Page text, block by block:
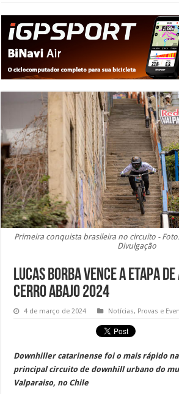
Primeira conquista brasileira no circuito -
Divulgação
Lucas Borba vence a etapa
Cerro Abajo 2024
4 de março de 2024 Notícias, Provas e
Downhiller catarinense foi o mais rápido
principal circuito de downhill urbano do
Valparaiso, no Chile